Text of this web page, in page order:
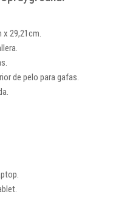
x 29,21cm.
de pelo para gafas.